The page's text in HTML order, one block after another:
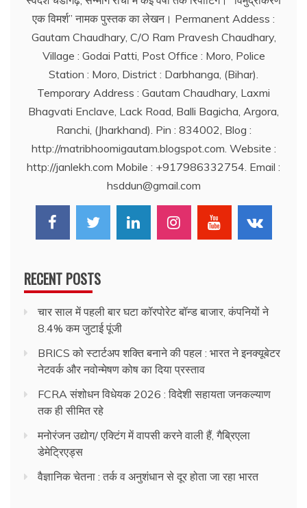
एक विमर्श’’ नामक पुस्तक का लेखन। Permanent Addess :
Gautam Chaudhary, C/O Ram Pravesh Chaudhary,
Village : Godai Patti, Post Office : Moro, Police
Station : Moro, District : Darbhanga, (Bihar).
Temporary Address : Gautam Chaudhary, Laxmi
Bhagvati Enclave, Lack Road, Balli Bagicha, Argora,
Ranchi, (Jharkhand). Pin : 834002, Blog :
http://matribhoomigautam.blogspot.com. Website :
http://janlekh.com Mobile : +917986332754. Email :
hsddun@gmail.com
RECENT POSTS
चार साल में पहली बार घटा कॉरपोरेट बॉन्ड बाजार, कंपनियों ने
8.4% कम जुटाई पूंजी
BRICS को स्टार्टअप शक्ति बनाने की पहल : भारत ने इनक्यूबेटर
नेटवर्क और नवोन्मेषण कोष का दिया प्रस्ताव
FCRA संशोधन विधेयक 2026 : विदेशी सहायता जनकल्याण
तक ही सीमित रहे
मनोरंजन उद्योग/ एक्टिंग में वापसी करने वाली हैं, गैब्रिएला
डेमेट्रिएड्स
वैज्ञानिक चेतना : तर्क व अनुशंधान से दूर होता जा रहा भारत